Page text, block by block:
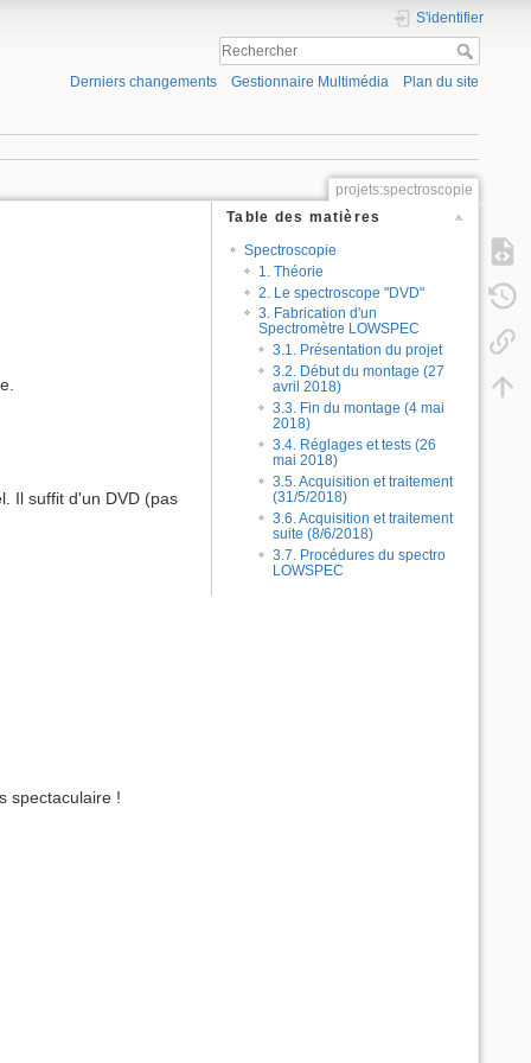
S'identifier
Derniers changements Gestionnaire Multimédia Plan du site
projets:spectroscopie
Table des matières
Spectroscopie
1. Théorie
2. Le spectroscope "DVD"
3. Fabrication d'un
Spectromètre LOWSPEC
3.1. Présentation du projet
3.2. Début du montage (27
avril 2018)
3.3. Fin du montage (4 mai
2018)
3.4. Réglages et tests (26
mai 2018)
3.5. Acquisition et traitement
(31/5/2018)
3.6. Acquisition et traitement
suite (8/6/2018)
3.7. Procédures du spectro
LOWSPEC
Il suffit d'un DVD (pas
spectaculaire !